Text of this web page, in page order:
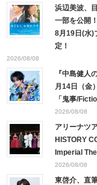
浜辺美波、
一部を公開
8月19日(水)
定！
2026/08/08
『中島健人
月14日（金
「鬼事/
2026/08/08
アリーナツ
HISTORY
Imperial
2026/08/08
東啓介、直